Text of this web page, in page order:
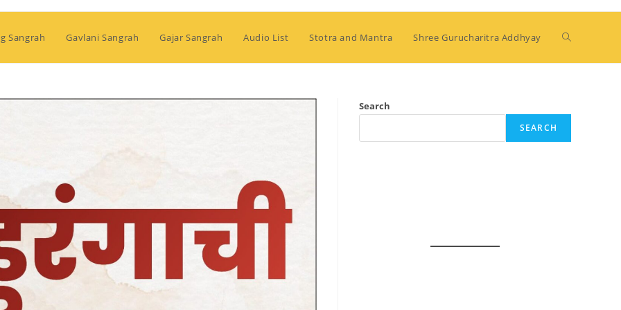
Sangrah Gavlani Sangrah Gajar Sangrah Audio List Stotra and Mantra Shree Gurucharitra Addhyay
Search
SEARCH